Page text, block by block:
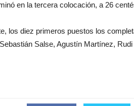
en la tercera colocación, a 26
los diez primeros puestos los
Salse, Agustín Martínez,